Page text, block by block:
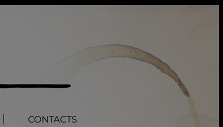
CONTACTS